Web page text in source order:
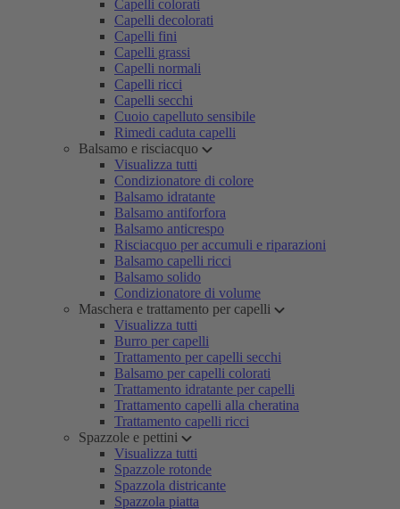
Capelli colorati
Capelli decolorati
Capelli fini
Capelli grassi
Capelli normali
Capelli ricci
Capelli secchi
Cuoio capelluto sensibile
Rimedi caduta capelli
Balsamo e risciacquo
Visualizza tutti
Condizionatore di colore
Balsamo idratante
Balsamo antiforfora
Balsamo anticrespo
Risciacquo per accumuli e riparazioni
Balsamo capelli ricci
Balsamo solido
Condizionatore di volume
Maschera e trattamento per capelli
Visualizza tutti
Burro per capelli
Trattamento per capelli secchi
Balsamo per capelli colorati
Trattamento idratante per capelli
Trattamento capelli alla cheratina
Trattamento capelli ricci
Spazzole e pettini
Visualizza tutti
Spazzole rotonde
Spazzola districante
Spazzola piatta